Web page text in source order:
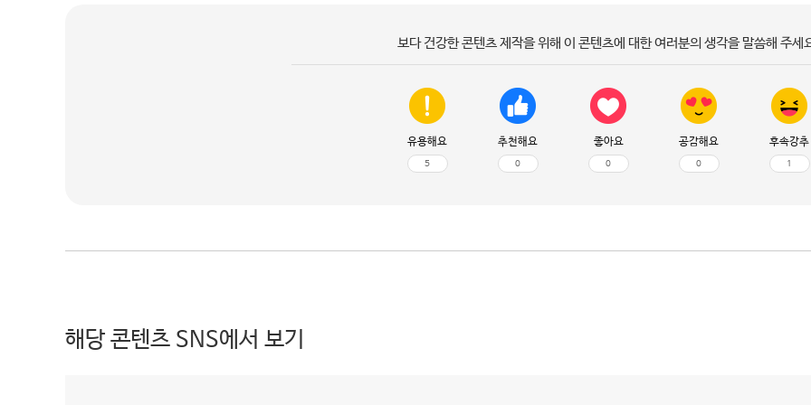
보다 건강한 콘텐츠 제작을 위해 이 콘텐츠에 대한 여러분의 생각을 말씀해 주세
유용해요
5
추천해요
0
좋아요
0
공감해요
0
후속강추
1
해당 콘텐츠 SNS에서 보기